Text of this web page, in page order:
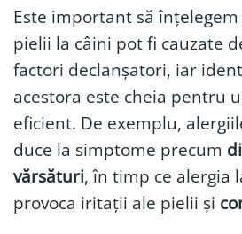
Este important să
pielii la câini pot fi cauzate
factori declanșatori, iar
acestora este cheia pentru
eficient. De exemplu,
duce la simptome precum
vărsături, în timp ce alergia
provoca iritații ale pielii și